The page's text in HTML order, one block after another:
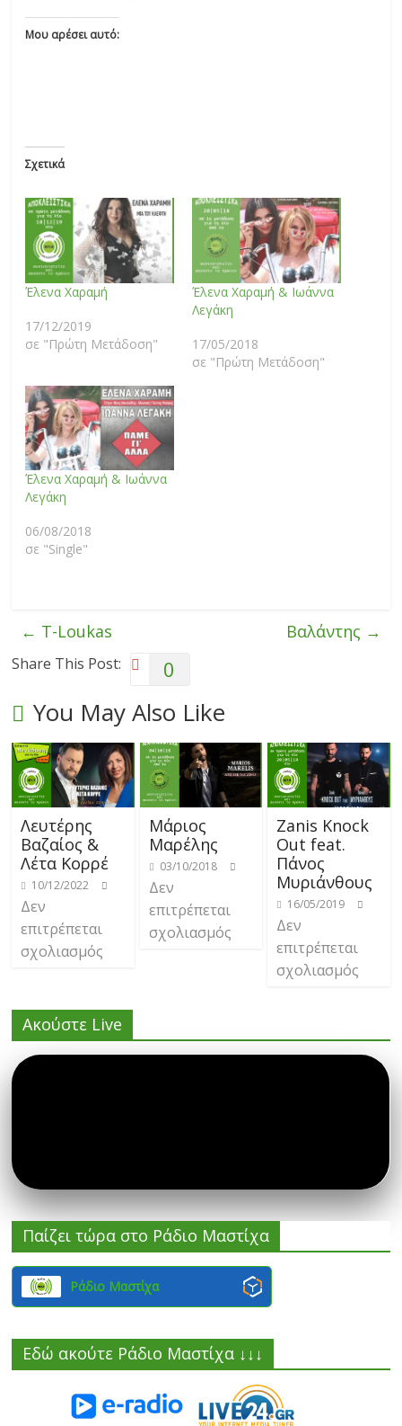
Μου αρέσει αυτό:
Σχετικά
Έλενα Χαραμή
17/12/2019
σε "Πρώτη Μετάδοση"
Έλενα Χαραμή & Ιωάννα
Λεγάκη
17/05/2018
σε "Πρώτη Μετάδοση"
Έλενα Χαραμή & Ιωάννα
Λεγάκη
06/08/2018
σε "Single"
← T-Loukas Βαλάντης →
Share This Post: 0
You May Also Like
Λευτέρης
Βαζαίος &
Λέτα Κορρέ
10/12/2022
Δεν
επιτρέπεται
σχολιασμός
Μάριος
Μαρέλης
03/10/2018
Δεν
επιτρέπεται
σχολιασμός
Zanis Knock
Out feat.
Πάνος
Μυριάνθους
16/05/2019
Δεν
επιτρέπεται
σχολιασμός
Ακούστε Live
Παίζει τώρα στο Ράδιο Μαστίχα
Ράδιο Μαστίχα
Εδώ ακούτε Ράδιο Μαστίχα ↓↓↓